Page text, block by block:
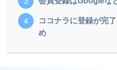
ココナラに登録が完
め